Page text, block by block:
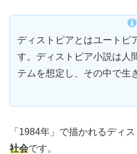
ディストピアとはユートピ
す。ディストピア小説は人
テムを想定し、その中で生
「1984年」で描かれるディス
社会です。